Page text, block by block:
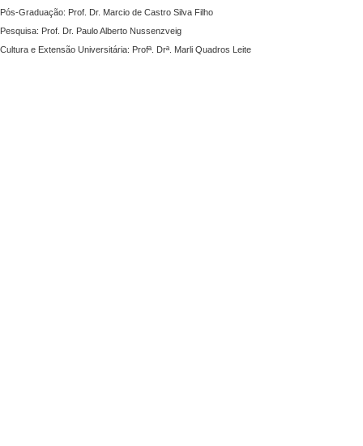
Pós-Graduação: Prof. Dr. Marcio de Castro Silva Filho
Pesquisa: Prof. Dr. Paulo Alberto Nussenzveig
Cultura e Extensão Universitária: Profª. Drª. Marli Quadros Leite